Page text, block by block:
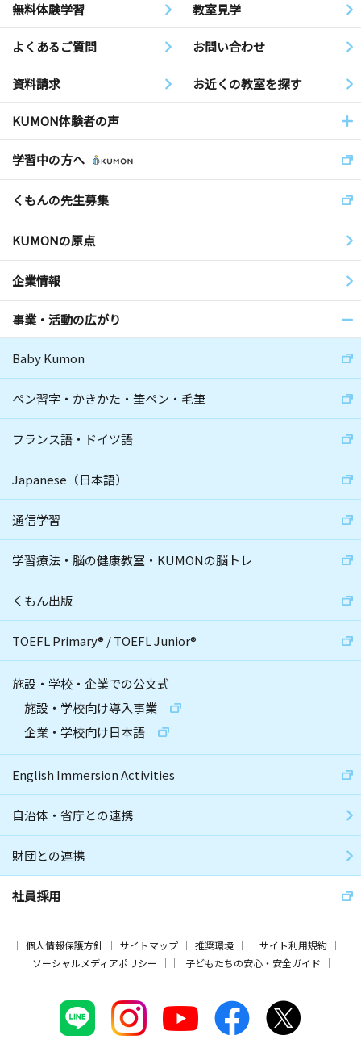
無料体験学習 教室見学
よくあるご質問 お問い合わせ
資料請求 お近くの教室を探す
KUMON体験者の声
学習中の方へ
くもんの先生募集
KUMONの原点
企業情報
事業・活動の広がり
Baby Kumon
ペン習字・かきかた・筆ペン・毛筆
フランス語・ドイツ語
Japanese（日本語）
通信学習
学習療法・脳の健康教室・KUMONの脳トレ
くもん出版
TOEFL Primary® /TOEFL Junior®
施設・学校・企業での公文式
施設・学校向け導入事業
企業・学校向け日本語
English Immersion Activities
自治体・省庁との連携
財団との連携
社員採用
個人情報保護方針 サイトマップ 推奨環境
サイト利用規約
ソーシャルメディアポリシー
子どもたちの安心・安全ガイド